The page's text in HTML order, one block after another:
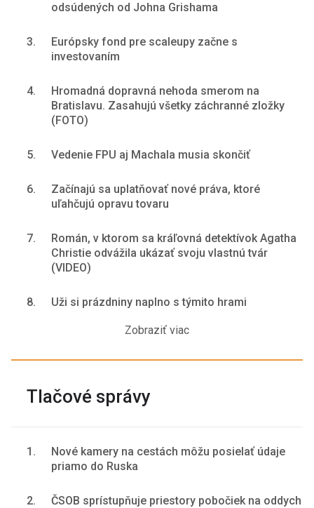
odsúdených od Johna Grishama
3.
Európsky fond pre scaleupy začne s
investovaním
4.
Hromadná dopravná nehoda smerom na
Bratislavu. Zasahujú všetky záchranné zložky
(FOTO)
5. Vedenie FPU aj Machala musia skončiť
6.
Začínajú sa uplatňovať nové práva, ktoré
uľahčujú opravu tovaru
7.
Román, v ktorom sa kráľovná detektívok Agatha
Christie odvážila ukázať svoju vlastnú tvár
(VIDEO)
8. Uži si prázdniny naplno s týmito hrami
Zobraziť viac
Tlačové správy
1.
Nové kamery na cestách môžu posielať údaje
priamo do Ruska
2.
ČSOB sprístupňuje priestory pobočiek na oddych